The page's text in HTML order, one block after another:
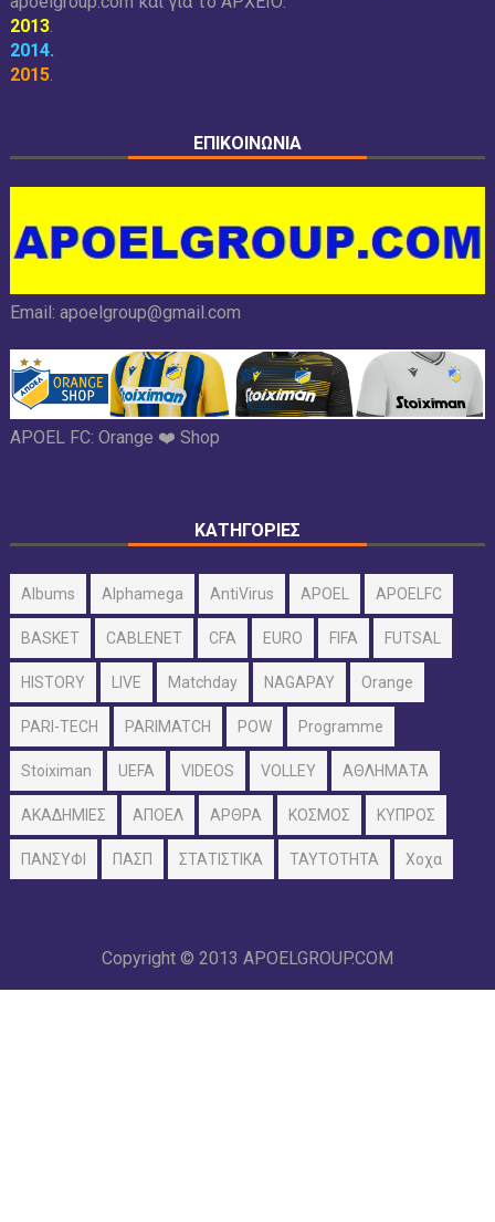
2013.
2014.
2015.
ΕΠΙΚΟΙΝΩΝΙΑ
Email: apoelgroup@gmail.com
APOEL FC: Orange ❤️ Shop
ΚΑΤΗΓΟΡΙΕΣ
Albums Alphamega AntiVirus APOEL APOELFC
BASKET CABLENET CFA EURO FIFA FUTSAL
HISTORY LIVE Matchday NAGAPAY Orange
PARI-TECH PARIMATCH POW Programme
Stoiximan UEFA VIDEOS VOLLEY ΑΘΛΗΜΑΤΑ
ΑΚΑΔΗΜΙΕΣ ΑΠΟΕΛ ΑΡΘΡΑ ΚΟΣΜΟΣ ΚΥΠΡΟΣ
ΠΑΝΣΥΦΙ ΠΑΣΠ ΣΤΑΤΙΣΤΙΚΑ ΤΑΥΤΟΤΗΤΑ Χοχα
Copyright © 2013 APOELGROUP.COM